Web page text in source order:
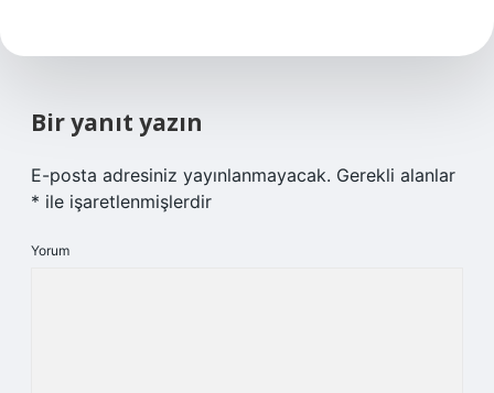
Bir yanıt yazın
E-posta adresiniz yayınlanmayacak. Gerekli alanlar
* ile işaretlenmişlerdir
Yorum